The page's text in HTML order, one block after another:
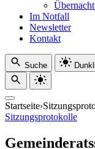
Im Notfall
Newsletter
Kontakt
Suche
Startseite›
Sitzungsprotokolle